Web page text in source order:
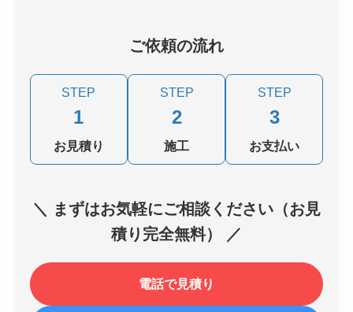
ご依頼の流れ
STEP
1
お見積り
STEP
2
施工
STEP
3
お支払い
＼ まずはお気軽にご相談ください（お見
積り完全無料） ／
電話で見積り